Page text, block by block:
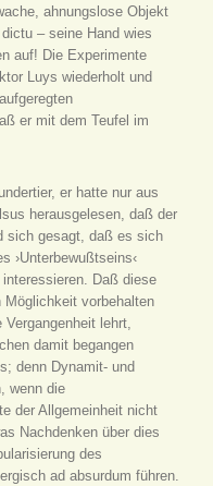
ahnungslose Objekt
– seine Hand wies
auf! Die Experimente
Luys wiederholt und
er mit dem Teufel im
er hatte nur aus
herausgelesen, daß der
sich gesagt, daß es sich
›Unterbewußtseins‹
Daß diese
vorbehalten
lehrt,
damit begangen
denn Dynamit- und
wenn die
der Allgemeinheit nicht
Nachdenken über dies
des
ad absurdum führen.